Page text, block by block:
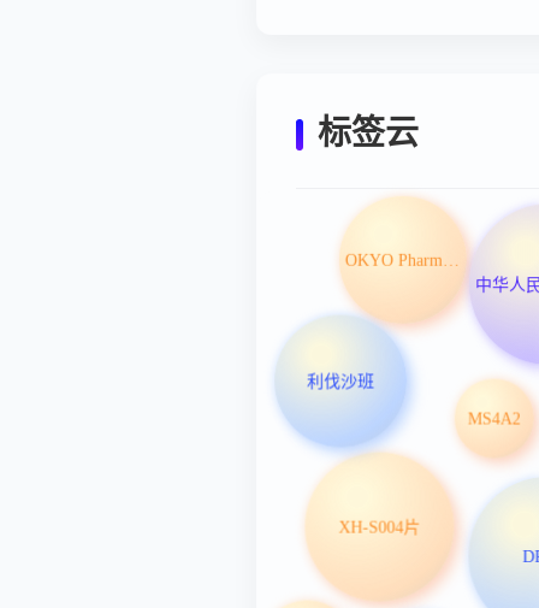
标签云
MS4A2
OKYO Pharma Ltd
XH-S004片
利伐沙班